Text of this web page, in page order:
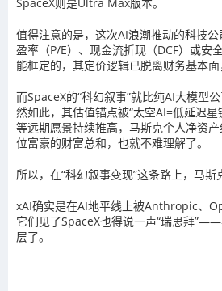
值得注意的是，这次AI浪潮推动的科技
盈率（P/E）、现金流折现（DCF）或安
能框定的，其定价逻辑已脱离财务基本面
而SpaceX的“科幻叙事”就比纯AI大模型
然如此，其估值锚点被“太空AI=低延迟
等远期愿景持续推高，马斯克个人净资
位富豪的财富总和，也就不难理解了。
所以，在“科幻叙事变现”这条路上，马斯
xAI确实是在AI地平线上被Anthropic、
它们见了SpaceX也得说一声“瑞思拜
层了。